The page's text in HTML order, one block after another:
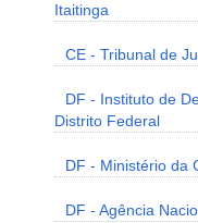
Itaitinga
CE - Tribunal de
DF - Instituto de
Distrito Federal
DF - Ministério da
DF - Agência